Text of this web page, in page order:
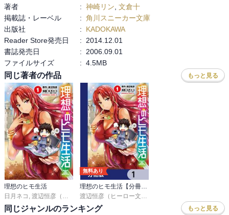
著者
: 神崎リン 文倉十
掲載誌・レーベル
: 角川スニーカー文庫
出版社
:
KADOKAWA
Reader Store発売日
:
2014.12.01
書誌発売日
:
2006.09.01
ファイルサイズ
: 4.5MB
同じ著者の作品 もっと見る
理想のヒモ生活
日月ネコ , 渡辺恒彦（ヒーロー文庫／イマジカインフォス）
無料あり
理想のヒモ生活【分冊版】
渡辺恒彦（ヒーロー文庫／イマジカインフォス）
同じジャンルのランキング もっと見る